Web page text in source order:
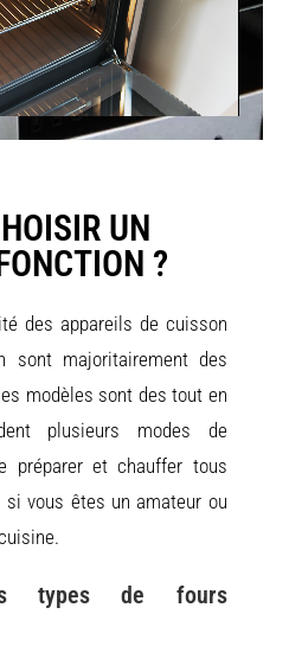
UN
?
des appareils de cuisson
sont majoritairement des
modèles sont des tout en
plusieurs modes de
préparer et chauffer tous
vous êtes un amateur ou
types de fours